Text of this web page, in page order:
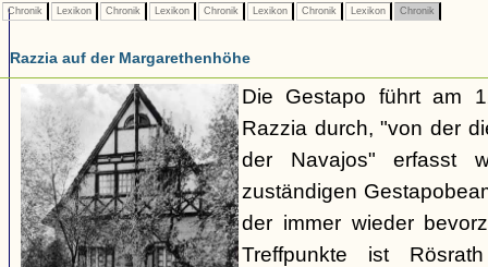
Chronik Lexikon Chronik Lexikon Chronik Lexikon Chronik Lexikon Chronik
Razzia auf der Margarethenhöhe
Die Gestapo führt am
Razzia durch, "von der
der Navajos" erfasst
zuständigen
der immer wieder
Treffpunkte ist